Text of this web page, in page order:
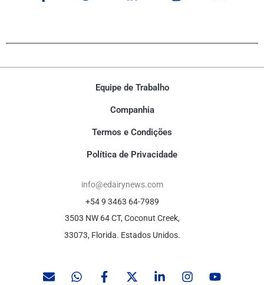
Equipe de Trabalho
Companhia
Termos e Condições
Política de Privacidade
info@edairynews.com
+54 9 3463 64-7989
3503 NW 64 CT, Coconut Creek,
33073, Florida. Estados Unidos.